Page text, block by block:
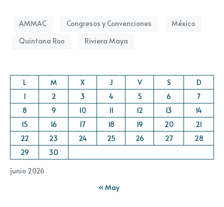
AMMAC Congresos y Convenciones
México
Quintana Roo
Riviera Maya
junio 2026
L M X J V S
D
1
2 3 4 5 6
7
8
9 10 11 12 13
14
15
16 17 18 19 20
21
22
23 24 25 26 27
28
29
30
« May